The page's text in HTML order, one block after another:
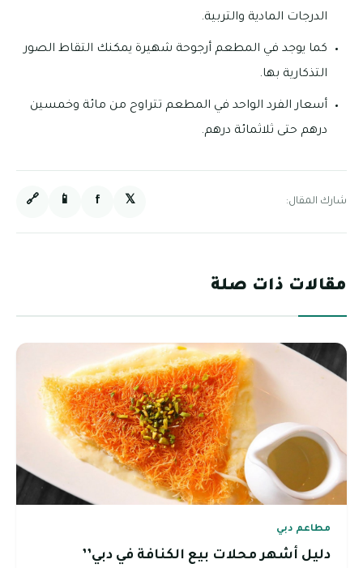
الدرجات المادية والتربية.
كما يوجد في المطعم أرجوحة شهيرة يمكنك التقاط الصور
التذكارية بها.
أسعار الفرد الواحد في المطعم تتراوح من مائة وخمسين
درهم حتى ثلاثمائة درهم.
شارك المقال: 𝕏
f
📱
🔗
مقالات ذات صلة
مطاعم دبي
دليل أشهر محلات بيع الكنافة في دبي’’